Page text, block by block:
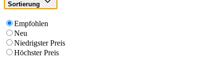
Sortierung
Empfohlen
Neu
Niedrigster Preis
Höchster Preis